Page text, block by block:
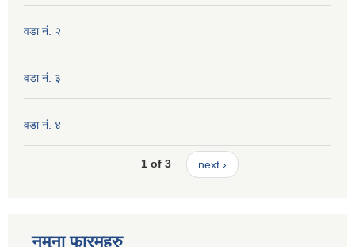
वडा नं. २
वडा नं. ३
वडा नं. ४
1 of 3 next ›
नमुना फारमहरु